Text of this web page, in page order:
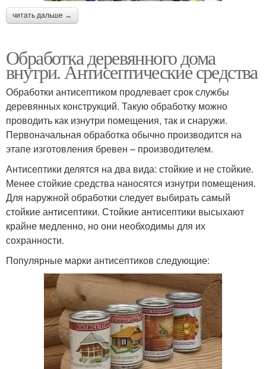
читать дальше →
Обработка деревянного дома
внутри. Антисептические средства
Обработки антисептиком продлевает срок службы
деревянных конструкций. Такую обработку можно
проводить как изнутри помещения, так и снаружи.
Первоначальная обработка обычно производится на
этапе изготовления бревен – производителем.
Антисептики делятся на два вида: стойкие и не стойкие.
Менее стойкие средства наносятся изнутри помещения.
Для наружной обработки следует выбирать самый
стойкие антисептики. Стойкие антисептики высыхают
крайне медленно, но они необходимы для их
сохранности.
Популярные марки антисептиков следующие: